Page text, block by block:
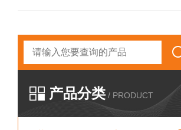
产品分类 / PRODUCT